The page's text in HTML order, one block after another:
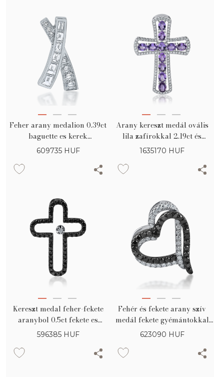
Feher arany medalion 0.39ct
baguette es kerek
gyemantokkal
609735 HUF
Arany kereszt medál ovális
lila zafírokkal 2.19ct és
gyémántokkal 0.32ct
1635170 HUF
Kereszt medal feher-fekete
aranybol 0.5ct fekete es
szintelen gyemantokkal
596385 HUF
Fehér és fekete arany szív
medál fekete gyémántokkal
0.24ct és tiszta gyémántokkal
623090 HUF